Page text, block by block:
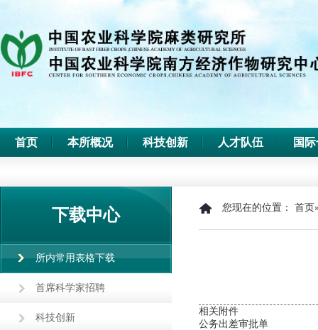
首页 本所概况 科技创新 人才队伍 国
下载中心
所内常用表格下载
首席科学家招聘
科技创新
您现在的位置： 首页
相关附件
公务出差审批单